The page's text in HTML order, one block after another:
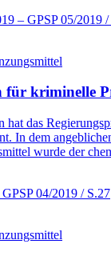
– GPSP 05/2019
für kriminelle
hat das
In dem
wurde der
GPSP 04/2019 / S.27